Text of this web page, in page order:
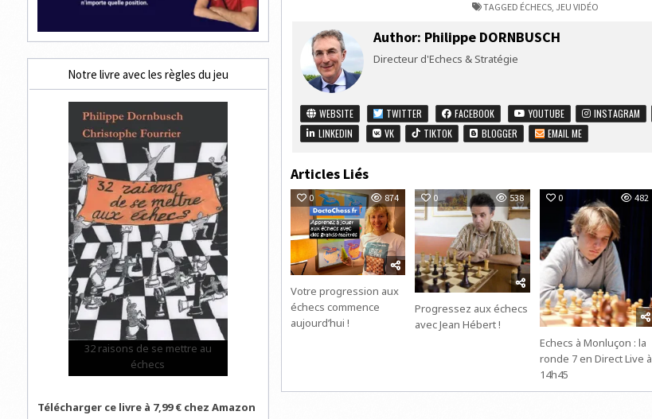
TAGGED ÉCHECS, JEU VIDÉO
Author: Philippe DORNBUSCH
Directeur d'Echecs & Stratégie
WEBSITE TWITTER FACEBOOK YOUTUBE INSTAGRAM
LINKEDIN
VK TIKTOK BLOGGER EMAIL ME
Articles Liés
0 874
Votre progression aux
échecs commence
aujourd’hui !
0 538
Progressez aux échecs
avec Jean Hébert !
0 482
Echecs à Monluçon : la
ronde 7 en Direct Live à
14h45
Notre livre avec les règles du jeu
32 raisons de se mettre au
échecs
Télécharger ce livre à 7,99 € chez Amazon